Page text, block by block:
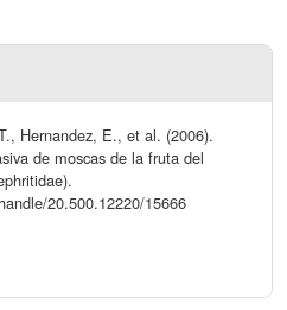
Hernandez, E., et al. (2006).
de moscas de la fruta del
20.500.12220/15666